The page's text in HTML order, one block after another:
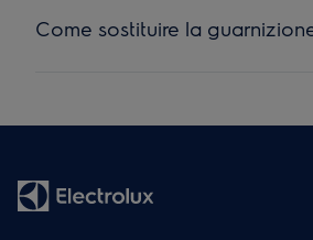
Come sostituire la